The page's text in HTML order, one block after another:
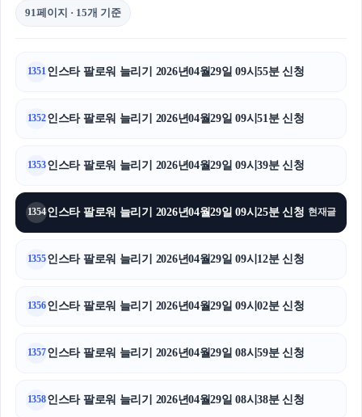
91페이지 · 15개 기준
1351인스타 팔로워 늘리기 2026년04월29일 09시55분 신청
1352인스타 팔로워 늘리기 2026년04월29일 09시51분 신청
1353인스타 팔로워 늘리기 2026년04월29일 09시39분 신청
1354인스타 팔로워 늘리기 2026년04월29일 09시25분 신청 현재글
1355인스타 팔로워 늘리기 2026년04월29일 09시12분 신청
1356인스타 팔로워 늘리기 2026년04월29일 09시02분 신청
1357인스타 팔로워 늘리기 2026년04월29일 08시59분 신청
1358인스타 팔로워 늘리기 2026년04월29일 08시38분 신청